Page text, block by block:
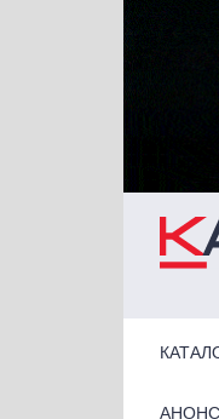
Primary